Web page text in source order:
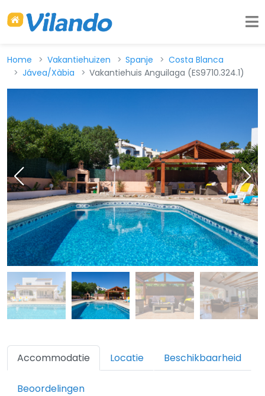
Home Vakantiehuizen Spanje
Costa Blanca
Jávea/Xàbia
Vakantiehuis Anguilaga (ES9710.324.1)
Accommodatie Locatie Beschikbaarheid
Beoordelingen